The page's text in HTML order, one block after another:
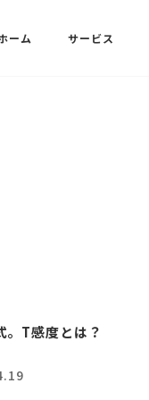
ーム サービス
。T感度とは？